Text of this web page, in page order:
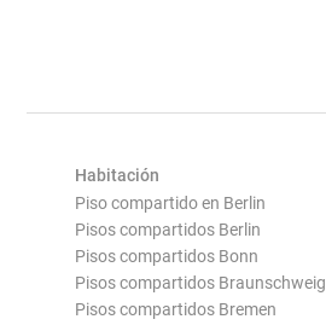
Habitación
Piso compartido en Berlin
Pisos compartidos Berlin
Pisos compartidos Bonn
Pisos compartidos Braunschweig
Pisos compartidos Bremen